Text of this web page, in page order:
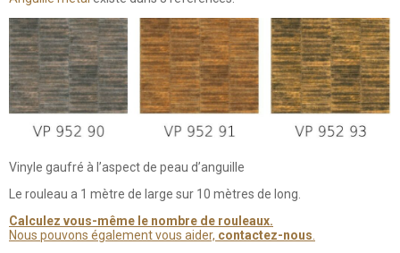
Vinyle gaufré à l’aspect de peau d’anguille
Le rouleau a 1 mètre de large sur 10 mètres de long.
Calculez vous-même le nombre de rouleaux.
Nous pouvons également vous aider, contactez-nous